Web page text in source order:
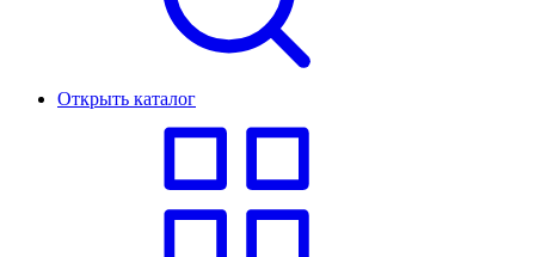
Открыть каталог